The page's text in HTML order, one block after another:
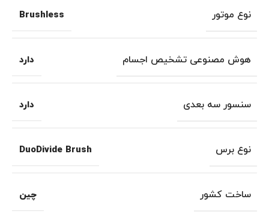
نوع موتور Brushless
هوش مصنوعی تشخیص اجسام دارد
سنسور سه بعدی دارد
نوع برس DuoDivide Brush
ساخت کشور چین